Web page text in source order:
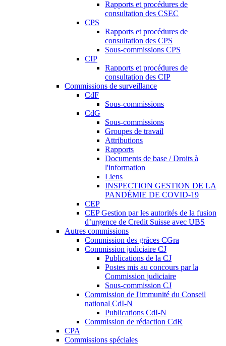
Rapports et procédures de
consultation des CSEC
CPS
Rapports et procédures de
consultation des CPS
Sous-commissions CPS
CIP
Rapports et procédures de
consultation des CIP
Commissions de surveillance
CdF
Sous-commissions
CdG
Sous-commissions
Groupes de travail
Attributions
Rapports
Documents de base / Droits à
l'information
Liens
INSPECTION GESTION DE LA
PANDÉMIE DE COVID-19
CEP
CEP Gestion par les autorités de la fusion
d’urgence de Credit Suisse avec UBS
Autres commissions
Commission des grâces CGra
Commission judiciaire CJ
Publications de la CJ
Postes mis au concours par la
Commission judiciaire
Sous-commission CJ
Commission de l'immunité du Conseil
national CdI-N
Publications CdI-N
Commission de rédaction CdR
CPA
Commissions spéciales